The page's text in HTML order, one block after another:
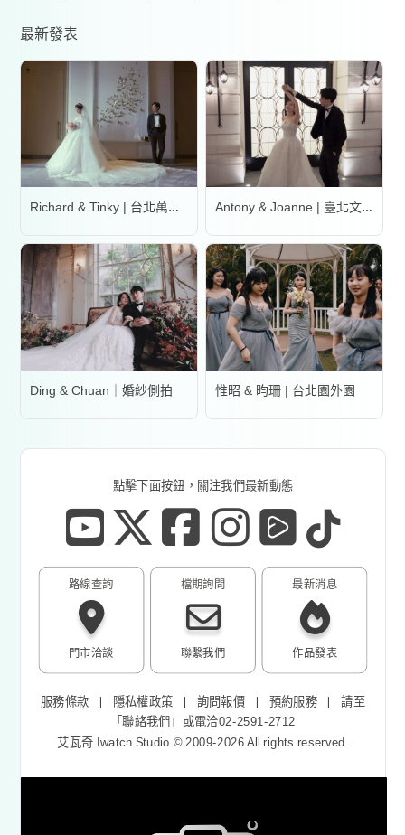
最新發表
Richard & Tinky | 台北萬豪酒店 Antony & Joanne | 臺北文華東方酒店
Ding & Chuan｜婚紗側拍 惟昭 & 昀珊 | 台北園外園
點擊下面按鈕，關注我們最新動態
路線查詢
門市洽談
最新消息
作品發表
檔期詢問
聯繫我們
服務條款 ❘ 隱私權政策 ❘詢問報價 ❘預約服務 ❘請至
「聯絡我們 」或電洽02-2591-2712
艾瓦奇 Iwatch Studio © 2009-2026 All rights reserved.